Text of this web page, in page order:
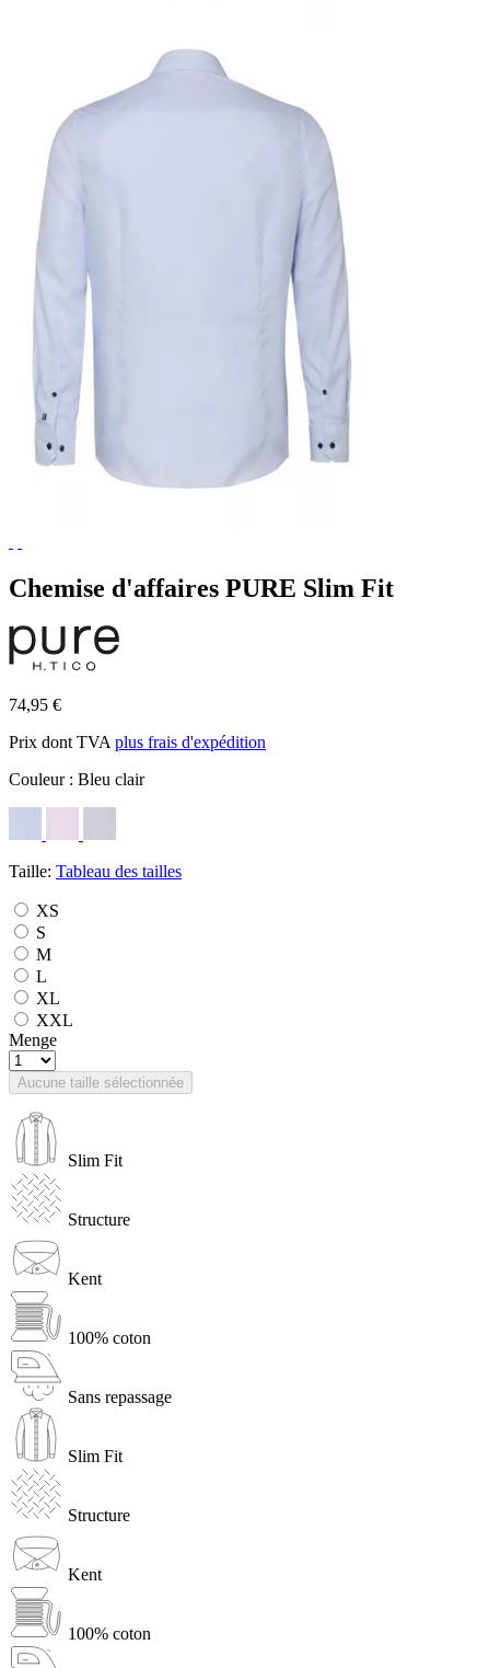
Chemise d'affaires PURE Slim Fit
74,95 €
Prix dont TVA plus frais d'expédition
Couleur : Bleu clair
Taille: Tableau des tailles
XS
S
M
L
XL
XXL
Menge
Aucune taille sélectionnée
Slim Fit
Structure
Kent
100% coton
Sans repassage
Slim Fit
Structure
Kent
100% coton